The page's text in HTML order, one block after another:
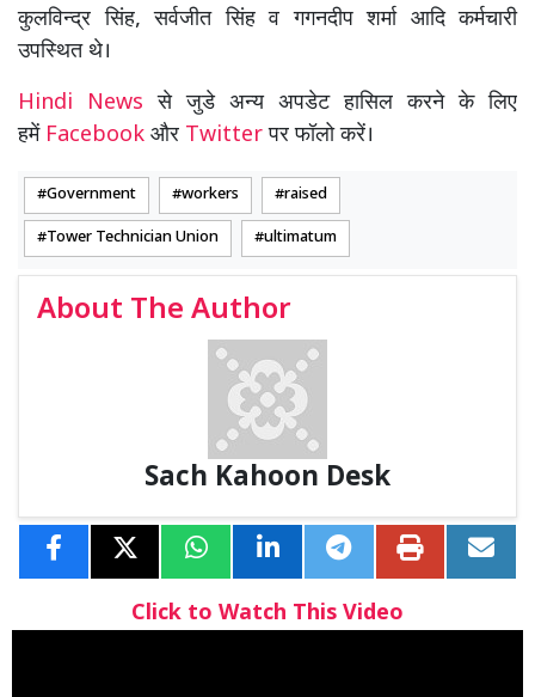
कुलविन्द्र सिंह, सर्वजीत सिंह व गगनदीप शर्मा आदि कर्मचारी
उपस्थित थे।
Hindi Newsसे जुडे अन्य अपडेट हासिल करने के लिए
हमें Facebook और Twitterपर फॉलो करें।
Government workers raised
Tower Technician Union ultimatum
About The Author
Sach Kahoon Desk
Click to Watch This Video